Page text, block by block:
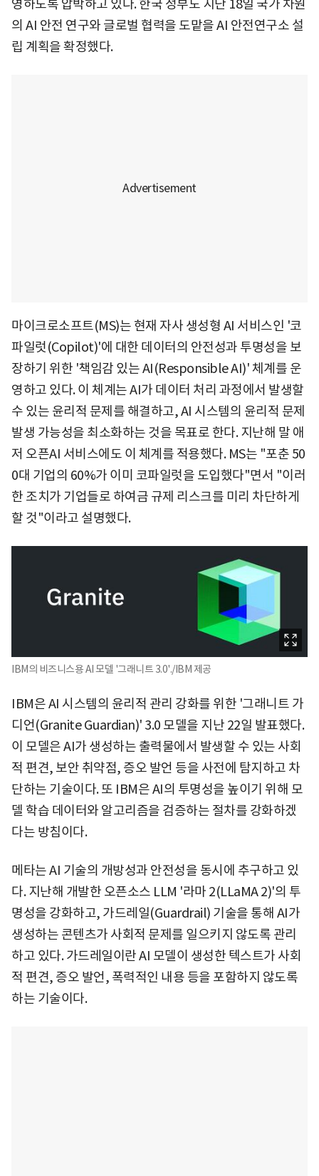
영하도록 압박하고 있다. 한국 정부도 지난 18일 국가 차원
의 AI 안전 연구와 글로벌 협력을 도맡을 AI 안전연구소 설
립 계획을 확정했다.
마이크로소프트(MS)는 현재 자사 생성형 AI 서비스인 '코
파일럿(Copilot)'에 대한 데이터의 안전성과 투명성을 보
장하기 위한 '책임감 있는 AI(Responsible AI)' 체계를 운
영하고 있다. 이 체계는 AI가 데이터 처리 과정에서 발생할
수 있는 윤리적 문제를 해결하고, AI 시스템의 윤리적 문제
발생 가능성을 최소화하는 것을 목표로 한다. 지난해 말 애
저 오픈AI 서비스에도 이 체계를 적용했다. MS는 "포춘 50
0대 기업의 60%가 이미 코파일럿을 도입했다"면서 "이러
한 조치가 기업들로 하여금 규제 리스크를 미리 차단하게
할 것"이라고 설명했다.
IBM의 비즈니스용 AI 모델 '그래니트 3.0'./IBM 제공
IBM은 AI 시스템의 윤리적 관리 강화를 위한 '그래니트 가
디언(Granite Guardian)' 3.0 모델을 지난 22일 발표했다.
이 모델은 AI가 생성하는 출력물에서 발생할 수 있는 사회
적 편견, 보안 취약점, 증오 발언 등을 사전에 탐지하고 차
단하는 기술이다. 또 IBM은 AI의 투명성을 높이기 위해 모
델 학습 데이터와 알고리즘을 검증하는 절차를 강화하겠
다는 방침이다.
메타는 AI 기술의 개방성과 안전성을 동시에 추구하고 있
다. 지난해 개발한 오픈소스 LLM '라마 2(LLaMA 2)'의 투
명성을 강화하고, 가드레일(Guardrail) 기술을 통해 AI가
생성하는 콘텐츠가 사회적 문제를 일으키지 않도록 관리
하고 있다. 가드레일이란 AI 모델이 생성한 텍스트가 사회
적 편견, 증오 발언, 폭력적인 내용 등을 포함하지 않도록
하는 기술이다.